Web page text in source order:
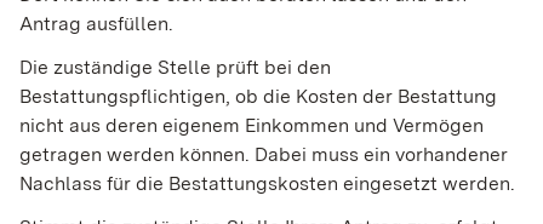
Antrag ausfüllen.
Die zuständige Stelle prüft bei den
Bestattungspflichtigen, ob die Kosten der Bestattung
nicht aus deren eigenem Einkommen und Vermögen
getragen werden können. Dabei muss ein vorhandener
Nachlass für die Bestattungskosten eingesetzt werden.